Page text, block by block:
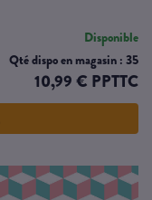
Disponible
Qté dispo en magasin : 35
10,99 € PPTTC